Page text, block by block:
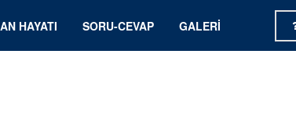
HAYATI SORU-CEVAP GALERI